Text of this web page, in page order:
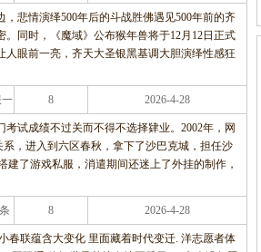
悲情演绎500年后的斗战胜佛遇见500年前的齐
同时，《魔域》公布猴年兽将于12月12日正式
眼前一亮，齐天大圣银黑基调大胆演绎性感狂
8 2026-4-28
试成绩不过关而不得不选择肄业。2002年，网
，进入到六区春秋，拿下了沙巴克城，担任沙
了游戏私服，消遣期间还迷上了外挂的制作，
8 2026-4-28
春联蕴含大变化 里面藏着时代变迁. 洋志愿者体